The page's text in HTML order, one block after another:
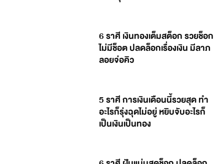
6 ราศี เงินทองเต็มสต็อก รวยช็อก
ไม่มีช็อต ปลดล็อกเรื่องเงิน มีลาภ
ลอยจ่อคิว
5 ราศี การเงินเดือนนี้รวยสุด ทำ
อะไรก็รุ่งฉุดไม่อยู่ หยิบจับอะไรก็
เป็นเงินเป็นทอง